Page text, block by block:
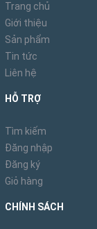
Trang chủ
Giới thiệu
Sản phẩm
Tin tức
Liên hệ
HỖ TRỢ
Tìm kiếm
Đăng nhập
Đăng ký
Giỏ hàng
CHÍNH SÁCH